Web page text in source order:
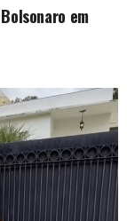
em